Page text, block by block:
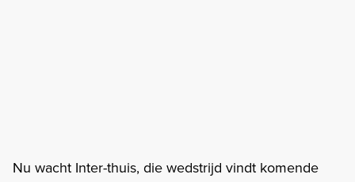
Nu wacht Inter-thuis, die wedstrijd vindt komende